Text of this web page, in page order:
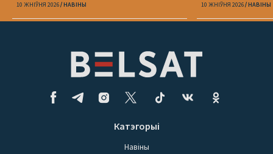
10 ЖНІЎНЯ 2026 НАВІНЫ 10 ЖНІЎНЯ 2026 НАВІНЫ
Катэгорыі
Навіны